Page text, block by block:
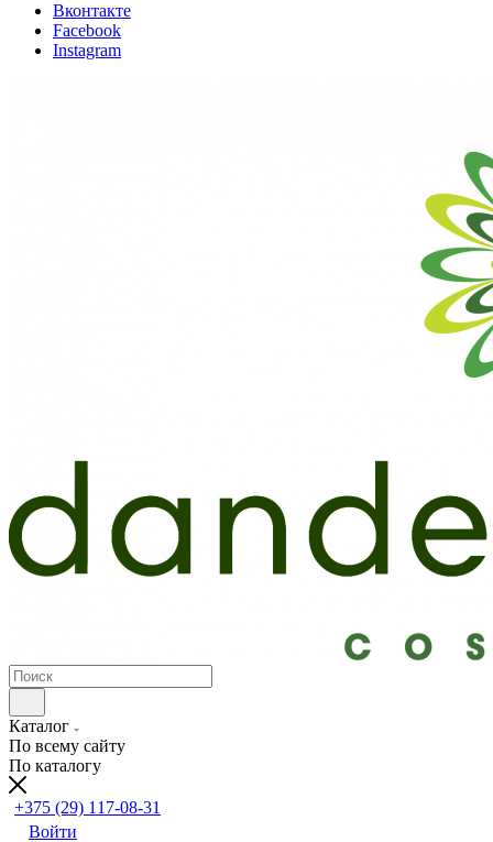
Вконтакте
Facebook
Instagram
Каталог
По всему сайту
По каталогу
+375 (29) 117-08-31
Войти